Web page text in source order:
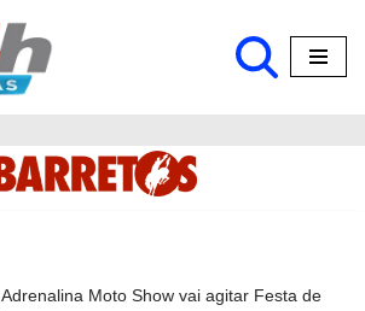
Adrenalina Moto Show vai agitar Festa de